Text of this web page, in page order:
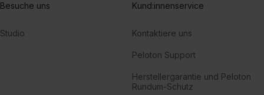
Besuche uns
Studio
Kund:innenservice
Kontaktiere uns
Peloton Support
Herstellergarantie und Peloton
Rundum-Schutz